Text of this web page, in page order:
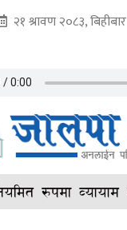
२१ श्रावण २०८३, बिहीबार